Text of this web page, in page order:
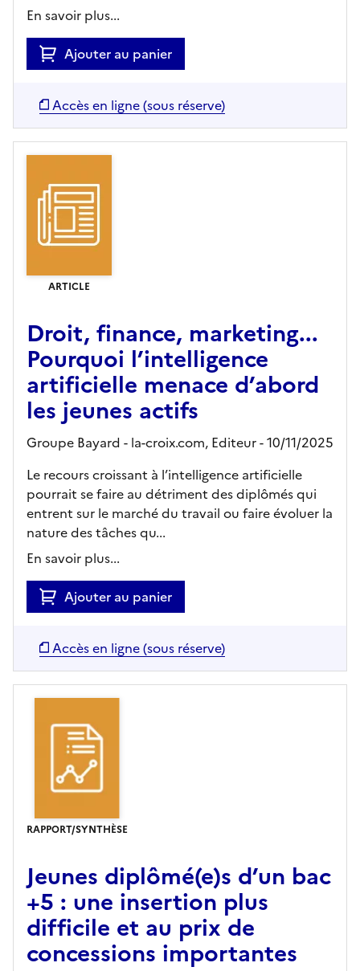
En savoir plus...
Ajouter au panier
Accès en ligne (sous réserve)
ARTICLE
Droit, finance, marketing...
Pourquoi l’intelligence
artificielle menace d’abord
les jeunes actifs
Groupe Bayard - la-croix.com, Editeur- 10/11/2025
Le recours croissant à l’intelligence artificielle
pourrait se faire au détriment des diplômés qui
entrent sur le marché du travail ou faire évoluer la
nature des tâches qu...
En savoir plus...
Ajouter au panier
Accès en ligne (sous réserve)
RAPPORT/SYNTHÈSE
Jeunes diplômé(e)s d’un bac
+5 : une insertion plus
difficile et au prix de
concessions importantes